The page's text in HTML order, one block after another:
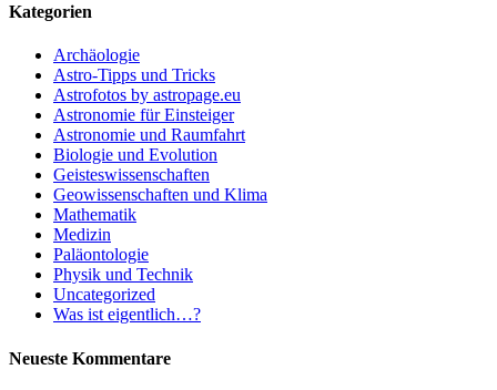
Kategorien
Archäologie
Astro-Tipps und Tricks
Astrofotos by astropage.eu
Astronomie für Einsteiger
Astronomie und Raumfahrt
Biologie und Evolution
Geisteswissenschaften
Geowissenschaften und Klima
Mathematik
Medizin
Paläontologie
Physik und Technik
Uncategorized
Was ist eigentlich…?
Neueste Kommentare